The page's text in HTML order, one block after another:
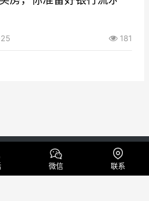
181
水制作公司 版权所有
微信 联系